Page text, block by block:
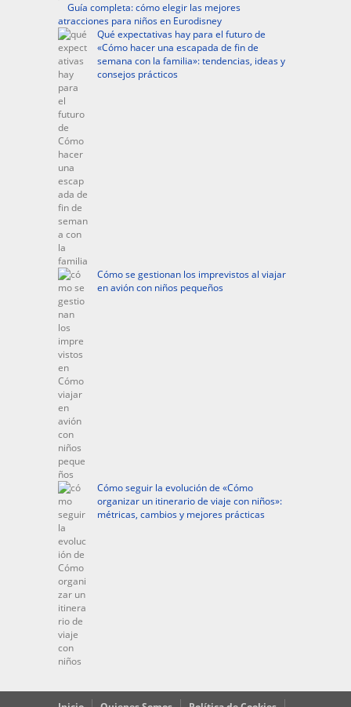
Guía completa: cómo elegir las mejores
atracciones para niños en Eurodisney
Qué expectativas hay para el futuro de
«Cómo hacer una escapada de fin de
semana con la familia»: tendencias, ideas y
consejos prácticos
Cómo se gestionan los imprevistos al viajar
en avión con niños pequeños
Cómo seguir la evolución de «Cómo
organizar un itinerario de viaje con niños»:
métricas, cambios y mejores prácticas